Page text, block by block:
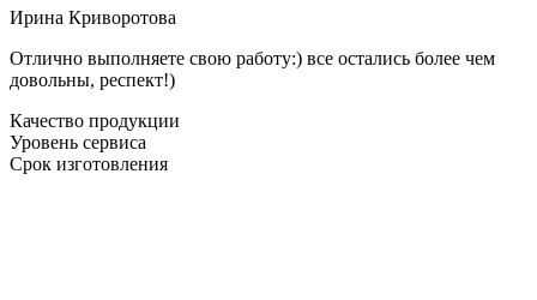
Ирина Криворотова
Отлично выполняете свою работу:) все остались более чем
довольны, респект!)
Качество продукции
Уровень сервиса
Срок изготовления